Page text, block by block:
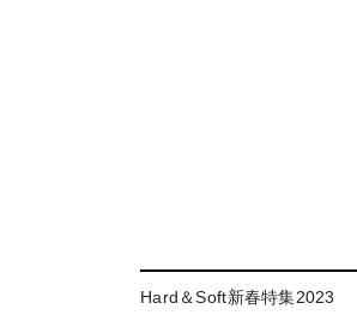
Hard＆Soft新春特集2023